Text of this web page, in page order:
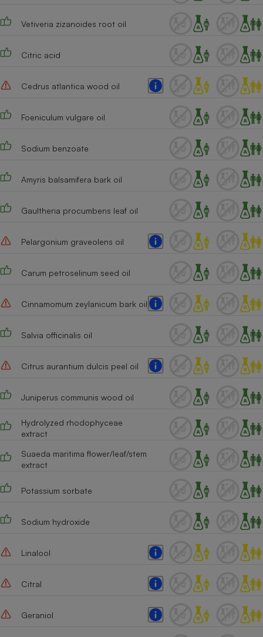
Vetiveria zizanoides root oil
Citric acid
Cedrus atlantica wood oil
Foeniculum vulgare oil
Sodium benzoate
Amyris balsamifera bark oil
Gaultheria procumbens leaf oil
Pelargonium graveolens oil
Carum petroselinum seed oil
Cinnamomum zeylanicum bark oil
Salvia officinalis oil
Citrus aurantium dulcis peel oil
Juniperus communis wood oil
Hydrolyzed rhodophyceae
extract
Suaeda maritima flower/leaf/stem
extract
Potassium sorbate
Sodium hydroxide
Linalool
Citral
Geraniol